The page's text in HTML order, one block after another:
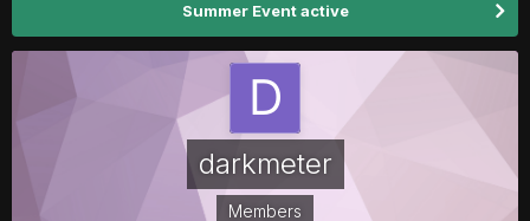
Summer Event active
darkmeter
Members